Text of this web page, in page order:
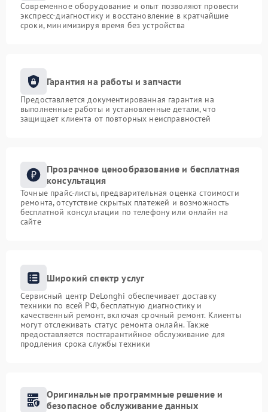
Современное оборудование и опыт позволяют провести
экспресс-диагностику и восстановление в кратчайшие
сроки, минимизируя время без устройства
Гарантия на работы и запчасти
Предоставляется документированная гарантия на
выполненные работы и установленные детали, что
защищает клиента от повторных неисправностей
Прозрачное ценообразование и бесплатная
консультация
Точные прайс-листы, предварительная оценка стоимости
ремонта, отсутствие скрытых платежей и возможность
бесплатной консультации по телефону или онлайн на
сайте
Широкий спектр услуг
Сервисный центр DeLonghi обеспечивает доставку
техники по всей РФ, бесплатную диагностику и
качественный ремонт, включая срочный ремонт. Клиенты
могут отслеживать статус ремонта онлайн. Также
предоставляется постгарантийное обслуживание для
продления срока службы техники
Оригинальные программные решение и
безопасное обслуживание данных